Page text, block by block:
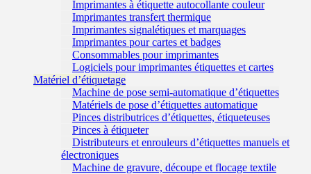
Imprimantes à étiquette autocollante couleur
Imprimantes transfert thermique
Imprimantes signalétiques et marquages
Imprimantes pour cartes et badges
Consommables pour imprimantes
Logiciels pour imprimantes étiquettes et cartes
Matériel d’étiquetage
Machine de pose semi-automatique d’étiquettes
Matériels de pose d’étiquettes automatique
Pinces distributrices d’étiquettes, étiqueteuses
Pinces à étiqueter
Distributeurs et enrouleurs d’étiquettes manuels et
électroniques
Machine de gravure, découpe et flocage textile